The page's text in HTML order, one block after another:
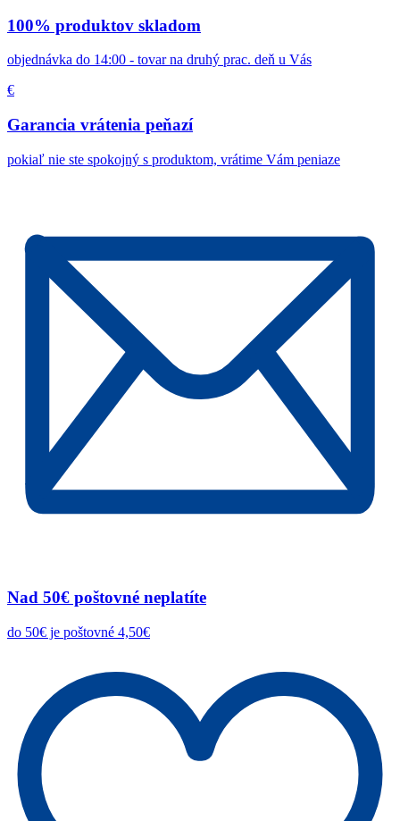
100% produktov skladom
objednávka do 14:00 - tovar na druhý prac. deň u Vás
€
Garancia vrátenia peňazí
pokiaľ nie ste spokojný s produktom, vrátime Vám peniaze
Nad 50€ poštovné neplatíte
do 50€ je poštovné 4,50€